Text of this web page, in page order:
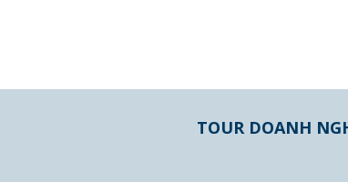
TOUR DOANH